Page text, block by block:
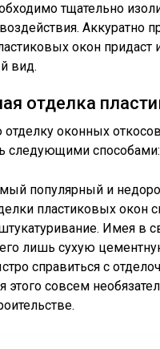
тщательно
Аккуратно
окон придаст
вид.
отделка
оконных
следующими способами:
популярный и
пластиковых окон
Имея в
лишь сухую
справиться с
этого совсем